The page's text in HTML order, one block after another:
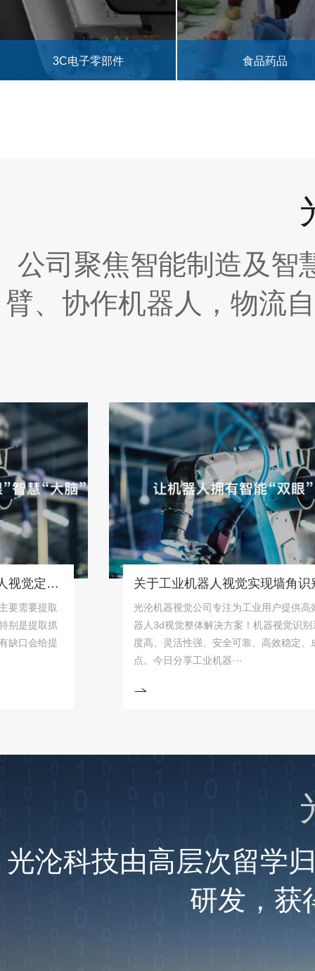
3C电子零部件 食品药品
公司聚焦智能制造及智
臂、协作机器人，物流
桶状物体识别抓取系统「机器人视觉定位抓取解决方案」
提取
取抓
给提
光沦机器视觉公司专注为工业用户提供高效完善
器人3d视觉整体解决方案！机器视觉识别系统据
度高、灵活性强、安全可靠、高效稳定、成本低
点。今日分享工业机器···
光沦科技由高层次留学
研发，获